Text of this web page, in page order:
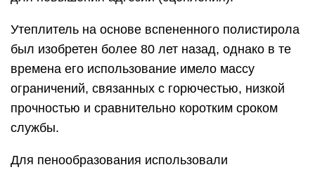
Утеплитель на основе вспененного полистирола
был изобретен более 80 лет назад, однако в те
времена его использование имело массу
ограничений, связанных с горючестью, низкой
прочностью и сравнительно коротким сроком
службы.
Для пенообразования использовали